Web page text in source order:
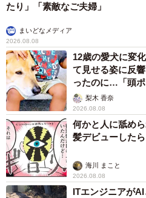
介護者の休息も介護 ※イメージ画像
一人で頑張らなくても良い
目黒さんは、事情を知ってい
談をきっかけに、担当のケアマ
す」と正直な胸の内を明かしま
ケアマネジャーは即座にレス
たり」「素敵なご夫婦」
まいどなメディア
2026.08.08
12歳の愛犬に変
て見せる姿に反
ったのに…「頭ポ
「尊…」
梨木 香奈
2026.08.08
何かと人に舐め
髪デビューした
海川 まこと
2026.08.08
ITエンジニアが